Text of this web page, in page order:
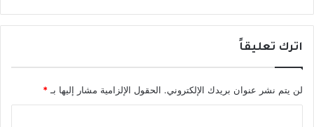
اترك تعليقاً
لن يتم نشر عنوان بريدك الإلكتروني. الحقول الإلزامية مشار إليها بـ*